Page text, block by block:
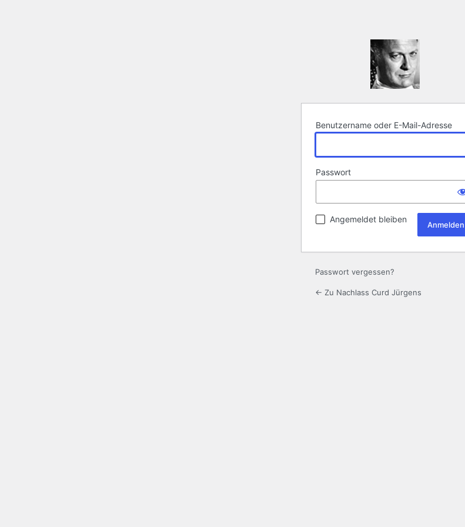
Benutzername oder E-Mail-Adresse
Passwort
Angemeldet bleiben
Passwort vergessen?
← Zu Nachlass Curd Jürgens